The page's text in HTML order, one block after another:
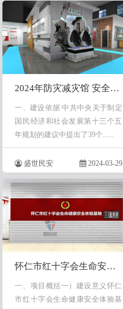
2024年防灾减灾馆 安全体验馆 减灾安全馆建设意义
一、建设依据 中共中央关于制定
国民经济和社会发展第十三个五
年规划的建议中提出了39个......
盛世民安 2024-03-29
怀仁市红十字会生命安全教育馆设计方案-北京盛世民安
一、项目概括一）建设意义怀仁
市红十字会生命健康安全体验基